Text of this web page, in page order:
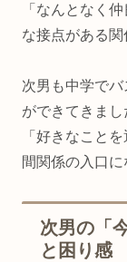
「なんとなく
な接点がある関
次男も中学で
ができてきまし
「好きなこと
間関係の入口に
次男の「
と困り感